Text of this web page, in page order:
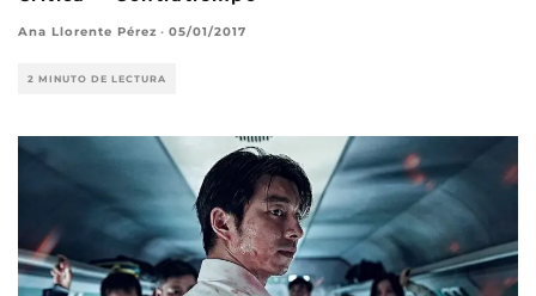
Ana Llorente Pérez · 05/01/2017
2 MINUTO DE LECTURA